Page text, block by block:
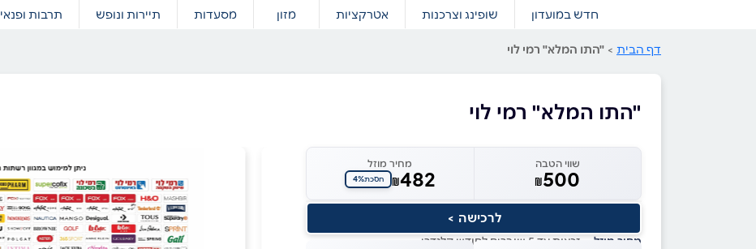
חדש במועדון שופינג וצרכנות אטרקציות מזון מסעדות תיירות ונופש תרבות ופנאי
דף הבית > "התו המלא" רמי לוי
"התו המלא" רמי לוי
שווי הטבה
₪500
מחיר מוזל
₪482 חסכת4%
לרכישה >
מחיר מוזל — זכאות עד 5 שוברים לחודש קלנדרי